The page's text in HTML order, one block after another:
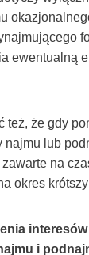
ewentualną
też, że gdy
najmu lub
na
okres
i